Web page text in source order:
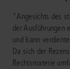
"Angesichts des
der Ausführungen
und kann
Da sich der
Rechtsmaterie